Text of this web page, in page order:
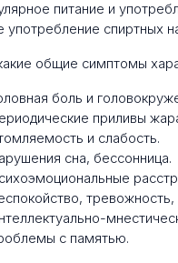
питание и
употребление спиртных
общие симптомы
боль и
приливы
и слабость.
сна, бессонница.
с памятью.